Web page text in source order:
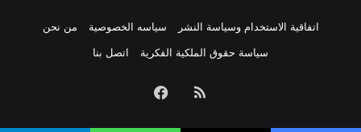
اتفاقية الاستخدام وسياسة النشر سياسه الخصوصية
من نحن
سياسة حقوق الملكية الفكرية
اتصل بنا
ملخص